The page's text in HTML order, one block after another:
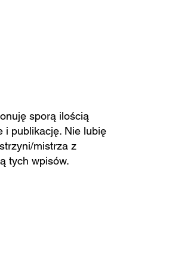
sporą ilością
i publikację. Nie lubię
mistrza z
tych wpisów.